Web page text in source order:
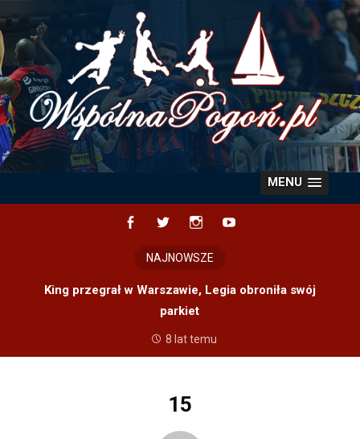
content
MENU
NAJNOWSZE
King przegrał w Warszawie, Legia obroniła swój
parkiet
8 lat temu
15